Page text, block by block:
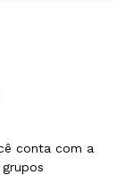
conta com a